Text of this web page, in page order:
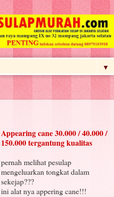
▼
Appearing cane 30.000 / 40.000 /
150.000 tergantung kualitas
pernah melihat pesulap
mengeluarkan tongkat dalam
sekejap???
ini alat nya appering cane!!!